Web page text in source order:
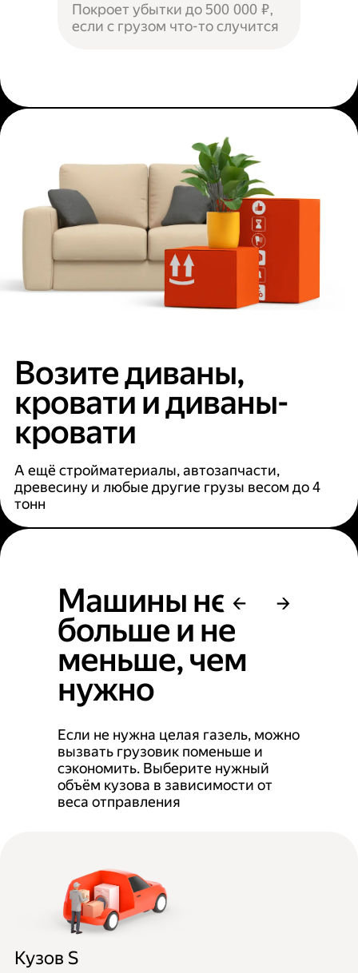
Покроет убытки до 500 000 ₽,
если с грузом что-то случится
Возите диваны,
кровати и диваны-
кровати
А ещё стройматериалы, автозапчасти,
древесину и любые другие грузы весом до 4
тонн
Машины не
больше и не
меньше, чем
нужно
Если не нужна целая газель, можно
вызвать грузовик поменьше и
сэкономить. Выберите нужный
объём кузова в зависимости от
веса отправления
Кузов S